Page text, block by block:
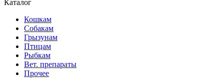
Каталог
Кошкам
Собакам
Грызунам
Птицам
Рыбкам
Вет. препараты
Прочее